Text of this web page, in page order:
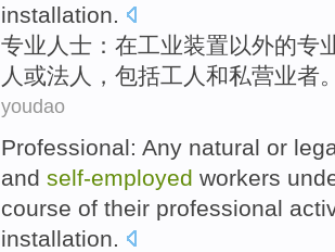
installation.
专业 人士：在工业装置以外的专
人 或法人 ， 包括工人 和私营业者
youdao
Professional: Any natural or
and self-employed workers
course of their professional
installation.